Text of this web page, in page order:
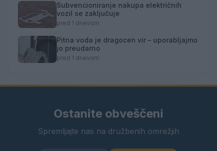
Subvencioniranje nakupa električnih
vozil se zaključuje
pred 1 dnevom
Pitna voda je dragocen vir – uporabljajmo
jo preudarno
pred 1 dnevom
Ostanite obveščeni
Spremljajte nas na družbenih omrežjih